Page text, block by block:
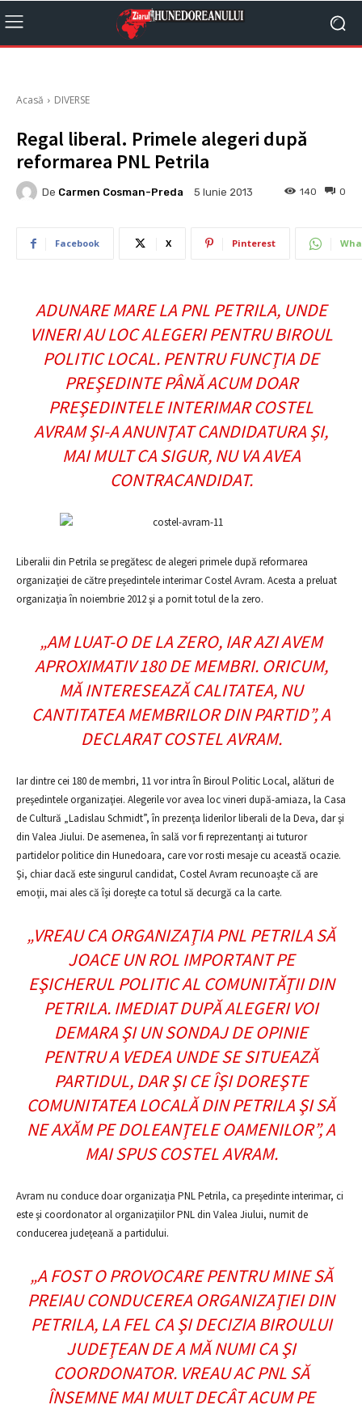
Acasă DIVERSE
Regal liberal. Primele alegeri după
reformarea PNL Petrila
De Carmen Cosman-Preda 5 Iunie 2013 0
140
Facebook X Pinterest
ADUNARE MARE LA PNL PETRILA, UNDE
VINERI AU LOC ALEGERI PENTRU BIROUL
POLITIC LOCAL. PENTRU FUNCŢIA DE
PREŞEDINTE PÂNĂ ACUM DOAR
PREŞEDINTELE INTERIMAR COSTEL
AVRAM ŞI-A ANUNŢAT CANDIDATURA ŞI,
MAI MULT CA SIGUR, NU VA AVEA
CONTRACANDIDAT.
Liberalii din Petrila se pregătesc de alegeri primele după reformarea
organizaţiei de către preşedintele interimar Costel Avram. Acesta a preluat
organizaţia în noiembrie 2012 şi a pornit totul de la zero.
„AM LUAT-O DE LA ZERO, IAR AZI AVEM
APROXIMATIV 180 DE MEMBRI. ORICUM,
MĂ INTERESEAZĂ CALITATEA, NU
CANTITATEA MEMBRILOR DIN PARTID”, A
DECLARAT COSTEL AVRAM.
Iar dintre cei 180 de membri, 11 vor intra în Biroul Politic Local, alături de
preşedintele organizaţiei. Alegerile vor avea loc vineri după-amiaza, la Casa
de Cultură „Ladislau Schmidt”, în prezenţa liderilor liberali de la Deva, dar şi
din Valea Jiului. De asemenea, în sală vor fi reprezentanţi ai tuturor
partidelor politice din Hunedoara, care vor rosti mesaje cu această ocazie.
Şi, chiar dacă este singurul candidat, Costel Avram recunoaşte că are
emoţii, mai ales că îşi doreşte ca totul să decurgă ca la carte.
„VREAU CA ORGANIZAŢIA PNL PETRILA SĂ
JOACE UN ROL IMPORTANT PE
EŞICHERUL POLITIC AL COMUNITĂŢII DIN
PETRILA. IMEDIAT DUPĂ ALEGERI VOI
DEMARA ŞI UN SONDAJ DE OPINIE
PENTRU A VEDEA UNDE SE SITUEAZĂ
PARTIDUL, DAR ŞI CE ÎŞI DOREŞTE
COMUNITATEA LOCALĂ DIN PETRILA ŞI SĂ
NE AXĂM PE DOLEANŢELE OAMENILOR”, A
MAI SPUS COSTEL AVRAM.
Avram nu conduce doar organizaţia PNL Petrila, ca preşedinte interimar, ci
este şi coordonator al organizaţiilor PNL din Valea Jiului, numit de
conducerea judeţeană a partidului.
„A FOST O PROVOCARE PENTRU MINE SĂ
PREIAU CONDUCEREA ORGANIZAŢIEI DIN
PETRILA, LA FEL CA ŞI DECIZIA BIROULUI
JUDEŢEAN DE A MĂ NUMI CA ŞI
COORDONATOR. VREAU AC PNL SĂ
ÎNSEMNE MAI MULT DECÂT ACUM PE